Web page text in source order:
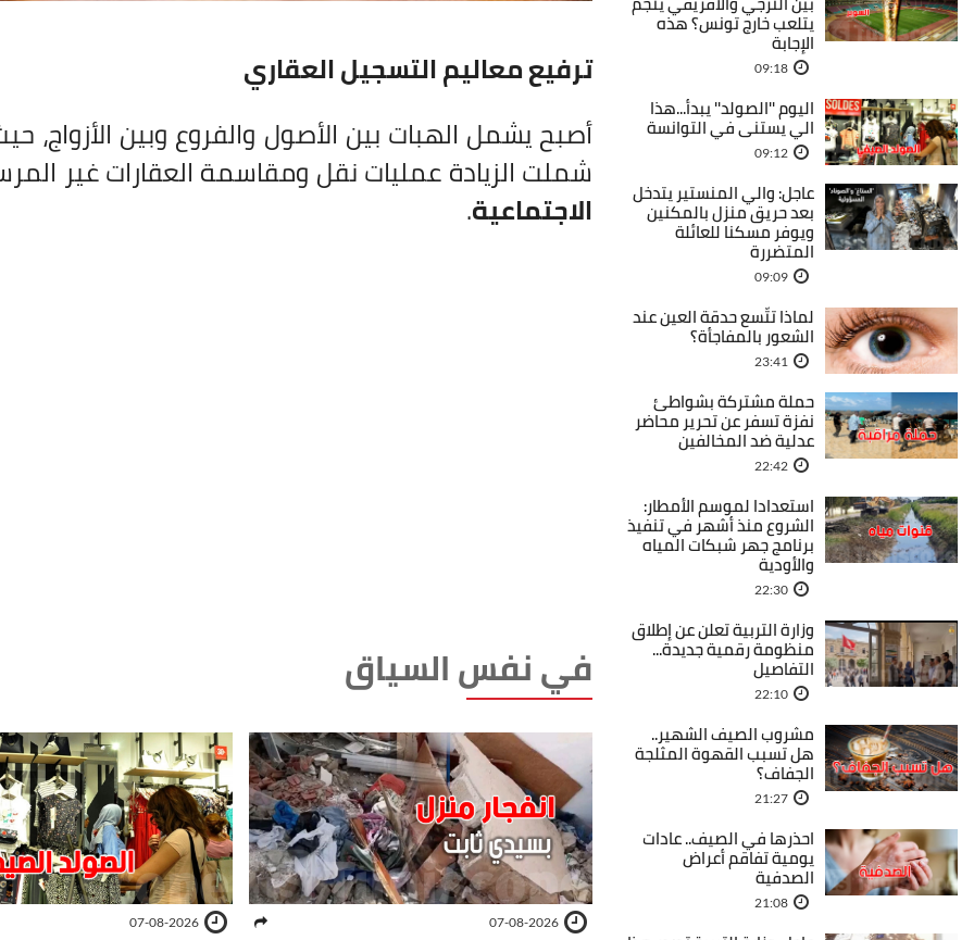
ترفيع معاليم التسجيل العقاري
أصبح يشمل الهبات بين الأصول والفروع وبين الأزواج،
شملت الزيادة عمليات نقل ومقاسمة العقارات غير
الاجتماعية.
في نفس السياق
07-08-2026
07-08-2026
يتلعب خارج تونس؟ هذه
الإجابة
09:18
اليوم ''الصولد'' يبدأ...هذا
الي يستنى في التوانسة
09:12
عاجل: والي المنستير يتدخل
بعد حريق منزل بالمكنين
ويوفر مسكنا للعائلة
المتضررة
09:09
لماذا تتّسع حدقة العين عند
الشعور بالمفاجأة؟
23:41
حملة مشتركة بشواطئ
نفزة تسفر عن تحرير محاضر
عدلية ضد المخالفين
22:42
استعدادا لموسم الأمطار:
الشروع منذ أشهر في تنفيذ
برنامج جهر شبكات المياه
والأودية
22:30
وزارة التربية تعلن عن إطلاق
منظومة رقمية جديدة...
التفاصيل
22:10
مشروب الصيف الشهير..
هل تسبب القهوة المثلجة
الجفاف؟
21:27
احذرها في الصيف.. عادات
يومية تفاقم أعراض
الصدفية
21:08